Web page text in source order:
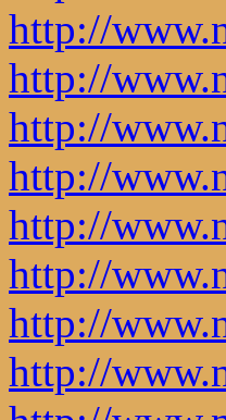
http://
http://
http://
http://
http://
http://
http://
http://